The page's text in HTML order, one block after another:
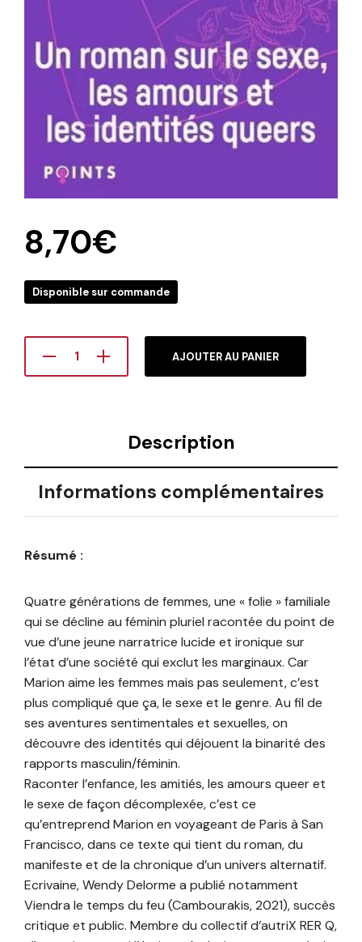
8,70€
Disponible sur commande
AJOUTER AU PANIER
Description
Informations complémentaires
Résumé :
Quatre générations de femmes, une « folie » familiale
qui se décline au féminin pluriel racontée du point de
vue d’une jeune narratrice lucide et ironique sur
l’état d’une société qui exclut les marginaux. Car
Marion aime les femmes mais pas seulement, c’est
plus compliqué que ça, le sexe et le genre. Au fil de
ses aventures sentimentales et sexuelles, on
découvre des identités qui déjouent la binarité des
rapports masculin/féminin.
Raconter l’enfance, les amitiés, les amours queer et
le sexe de façon décomplexée, c’est ce
qu’entreprend Marion en voyageant de Paris à San
Francisco, dans ce texte qui tient du roman, du
manifeste et de la chronique d’un univers alternatif.
Ecrivaine, Wendy Delorme a publié notamment
Viendra le temps du feu (Cambourakis, 2021), succès
critique et public. Membre du collectif d’autriX RER Q,